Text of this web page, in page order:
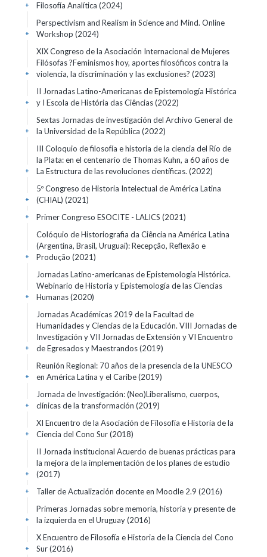
Filosofía Analítica (2024)
+
Perspectivism and Realism in Science and Mind. Online
Workshop (2024)
+
XIX Congreso de la Asociación Internacional de Mujeres
Filósofas ?Feminismos hoy, aportes filosóficos contra la
violencia, la discriminación y las exclusiones? (2023)
+
II Jornadas Latino-Americanas de Epistemología Histórica
y I Escola de História das Ciências(2022)
+
Sextas Jornadas de investigación del Archivo General de
la Universidad de la República (2022)
+
III Coloquio de filosofía e historia de la ciencia del Río de
la Plata: en el centenario de Thomas Kuhn, a 60 años de
La Estructura de las revoluciones científicas. (2022)
+
5º Congreso de Historia Intelectual de América Latina
(CHIAL) (2021)
+
Primer Congreso ESOCITE - LALICS (2021)
+
Colóquio de Historiografia da Ciência na América Latina
(Argentina, Brasil, Uruguai): Recepção, Reflexão e
Produção (2021)
+
Jornadas Latino-americanas de Epistemología Histórica.
Webinario de Historia y Epistemología de las Ciencias
Humanas(2020)
+
Jornadas Académicas 2019 de la Facultad de
Humanidades y Ciencias de la Educación. VIII Jornadas de
Investigación y VII Jornadas de Extensión y VI Encuentro
de Egresados y Maestrandos(2019)
+
Reunión Regional: 70 años de la presencia de la UNESCO
en América Latina y el Caribe(2019)
+
Jornada de Investigación: (Neo)Liberalismo, cuerpos,
clínicas de la transformación (2019)
+
XI Encuentro de la Asociación de Filosofía e Historia de la
Ciencia del Cono Sur(2018)
+
II Jornada institucional Acuerdo de buenas prácticas para
la mejora de la implementación de los planes de estudio
(2017)
+
Taller de Actualización docente en Moodle 2.9 (2016)
+
Primeras Jornadas sobre memoria, historia y presente de
la izquierda en el Uruguay(2016)
+
X Encuentro de Filosofía e Historia de la Ciencia del Cono
Sur(2016)
+